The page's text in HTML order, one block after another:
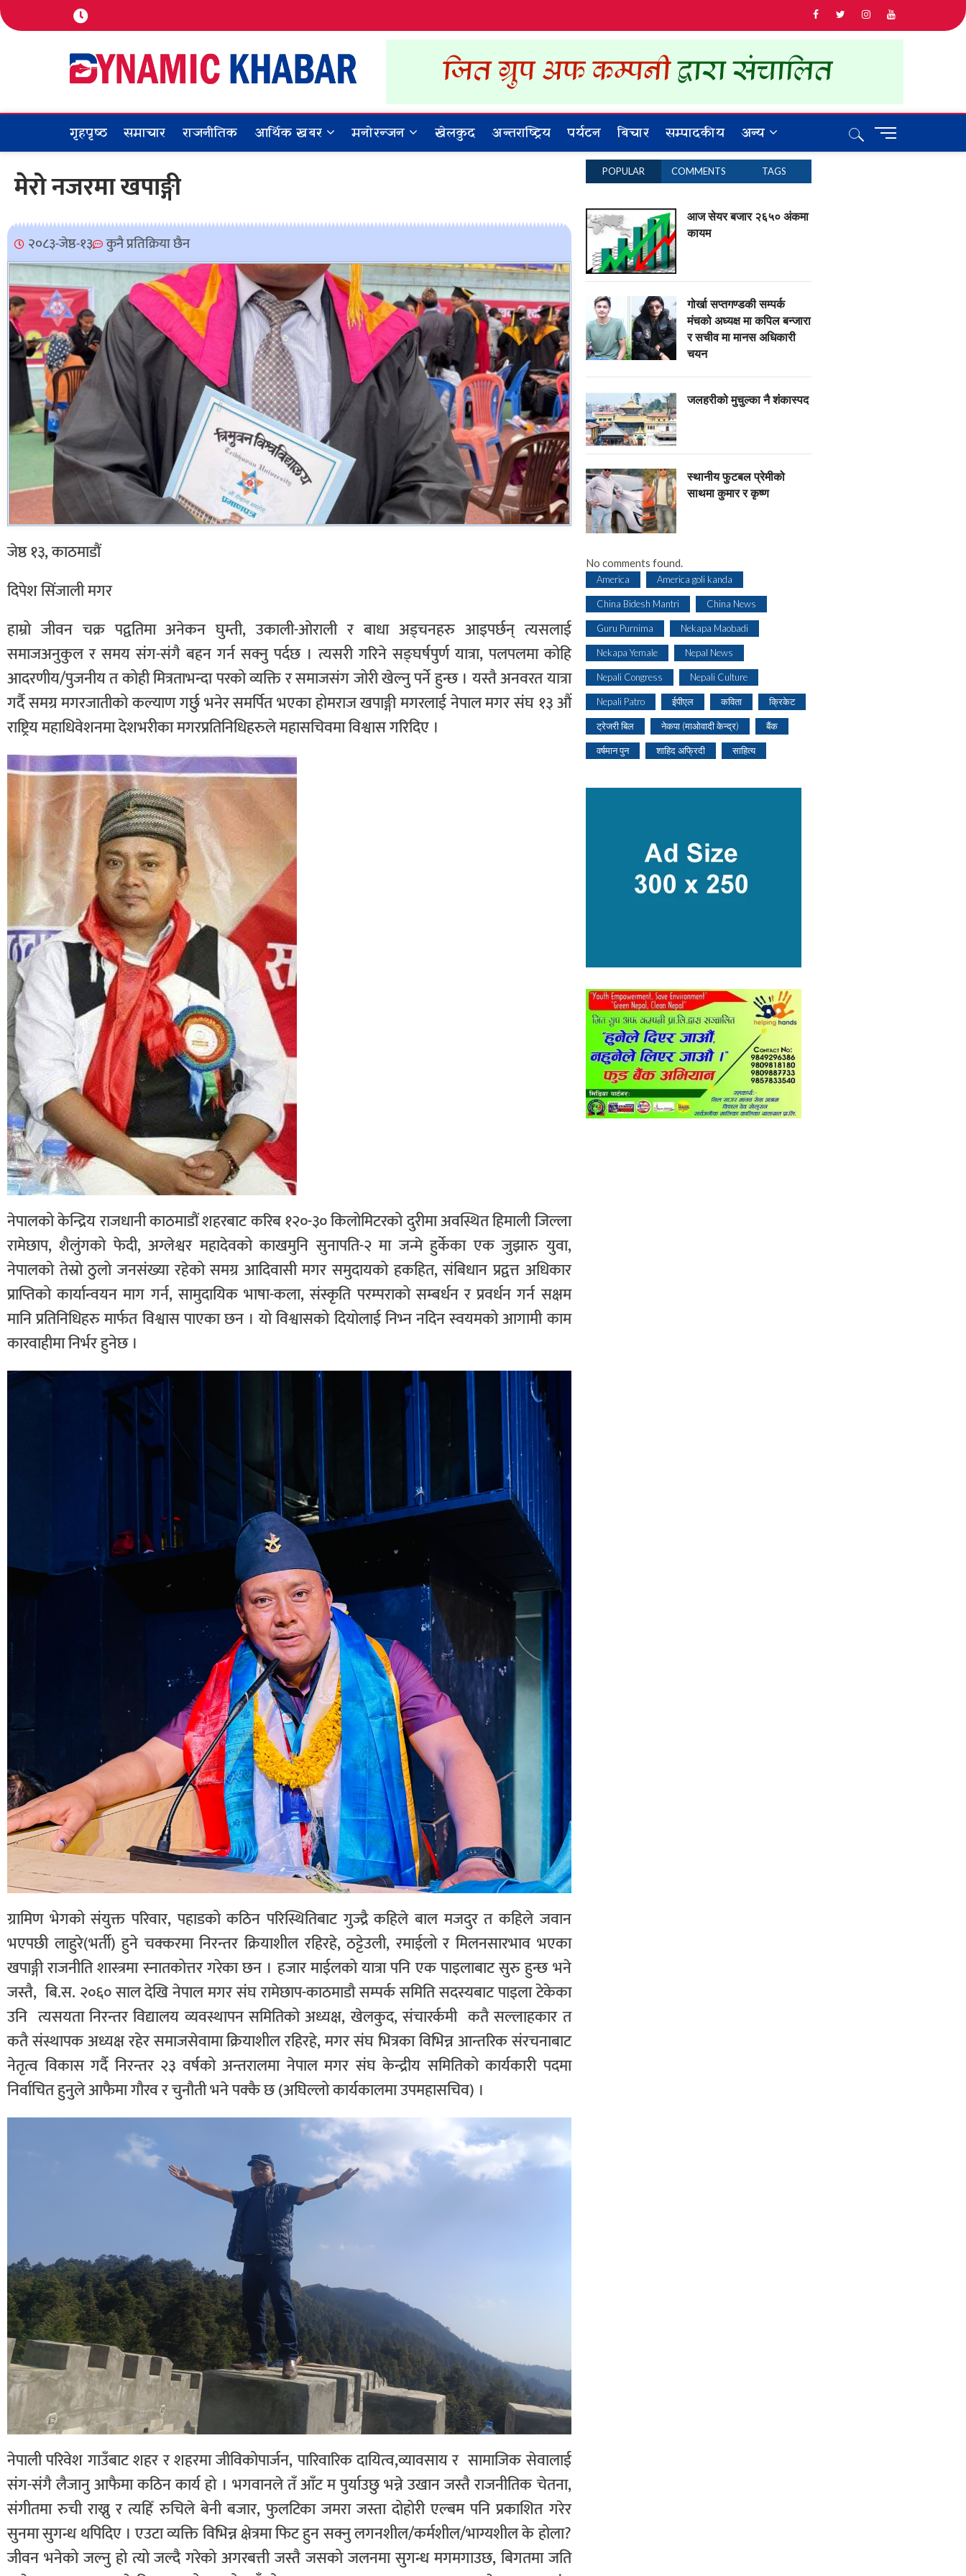
Dynamic Khabar
ALL NEWS IN NEPAL
गृहपृष्ठ समाचार राजनीतिक आर्थिक खबर मनोरन्जन खेलकुद अन्तराष्ट्रिय पर्यटन बिचार सम्पादकीय अन्य
M
मेरो नजरमा खपाङ्गी
२०८३-जेष्ठ-१३ कुनै प्रतिक्रिया छैन
जेष्ठ १३, काठमाडौं
दिपेश सिंजाली मगर
हाम्रो जीवन चक्र पद्वतिमा अनेकन घुम्ती, उकाली-ओराली र बाधा अड्चनहरु आइपर्छन् त्यसलाई
समाजअनुकुल र समय संग-संगै बहन गर्न सक्नु पर्दछ । त्यसरी गरिने सङ्घर्षपुर्ण यात्रा, पलपलमा कोहि
आदरणीय/पुजनीय त कोही मित्रताभन्दा परको व्यक्ति र समाजसंग जोरी खेल्नु पर्ने हुन्छ । यस्तै अनवरत यात्रा
गर्दै समग्र मगरजातीको कल्याण गर्छु भनेर समर्पित भएका होमराज खपाङ्गी मगरलाई नेपाल मगर संघ १३ औं
राष्ट्रिय महाधिवेशनमा देशभरीका मगरप्रतिनिधिहरुले महासचिवमा विश्वास गरिदिए ।
नेपालको केन्द्रिय राजधानी काठमाडौं शहरबाट करिब १२०-३० किलोमिटरको दुरीमा अवस्थित हिमाली जिल्ला
रामेछाप, शैलुंगको फेदी, अग्लेश्वर महादेवको काखमुनि सुनापति-२ मा जन्मे हुर्केका एक जुझारु युवा,
नेपालको तेस्रो ठुलो जनसंख्या रहेको समग्र आदिवासी मगर समुदायको हकहित, संबिधान प्रद्वत्त अधिकार
प्राप्तिको कार्यान्वयन माग गर्न, सामुदायिक भाषा-कला, संस्कृति परम्पराको सम्बर्धन र प्रवर्धन गर्न सक्षम
मानि प्रतिनिधिहरु मार्फत विश्वास पाएका छन । यो विश्वासको दियोलाई निभ्न नदिन स्वयमको आगामी काम
कारवाहीमा निर्भर हुनेछ ।
ग्रामिण भेगको संयुक्त परिवार, पहाडको कठिन परिस्थितिबाट गुज्द्रै कहिले बाल मजदुर त कहिले जवान
भएपछी लाहुरे(भर्ती) हुने चक्करमा निरन्तर क्रियाशील रहिरहे, ठट्टेउली, रमाईलो र मिलनसारभाव भएका
खपाङ्गी राजनीति शास्त्रमा स्नातकोत्तर गरेका छन । हजार माईलको यात्रा पनि एक पाइलाबाट सुरु हुन्छ भने
जस्तै, बि.स. २०६० साल देखि नेपाल मगर संघ रामेछाप-काठमाडौ सम्पर्क समिति सदस्यबाट पाइला टेकेका
उनि त्यसयता निरन्तर विद्यालय व्यवस्थापन समितिको अध्यक्ष, खेलकुद, संचारर्कमी कतै सल्लाहकार त
कतै संस्थापक अध्यक्ष रहेर समाजसेवामा क्रियाशील रहिरहे, मगर संघ भित्रका विभिन्न आन्तरिक संरचनाबाट
नेतृत्व विकास गर्दै निरन्तर २३ वर्षको अन्तरालमा नेपाल मगर संघ केन्द्रीय समितिको कार्यकारी पदमा
निर्वाचित हुनुले आफैमा गौरव र चुनौती भने पक्कै छ (अघिल्लो कार्यकालमा उपमहासचिव) ।
नेपाली परिवेश गाउँबाट शहर र शहरमा जीविकोपार्जन, पारिवारिक दायित्व,व्यावसाय र सामाजिक सेवालाई
संग-संगै लैजानु आफैमा कठिन कार्य हो । भगवानले तँ आँट म पुर्याउछु भन्ने उखान जस्तै राजनीतिक चेतना,
संगीतमा रुची राख्नु र त्यहिँ रुचिले बेनी बजार, फुलटिका जमरा जस्ता दोहोरी एल्बम पनि प्रकाशित गरेर
सुनमा सुगन्ध थपिदिए । एउटा व्यक्ति विभिन्न क्षेत्रमा फिट हुन सक्नु लगनशील/कर्मशील/भाग्यशील के होला?
जीवन भनेको जल्नु हो त्यो जल्दै गरेको अगरबत्ती जस्तै जसको जलनमा सुगन्ध मगमगाउछ, बिगतमा जति
POPULAR COMMENTS TAGS
आज सेयर बजार २६५० अंकमा
कायम
गोर्खा सप्तगण्डकी सम्पर्क
मंचको अध्यक्ष मा कपिल बन्जारा
र सचीव मा मानस अधिकारी
चयन
जलहरीको मुचुल्का नै शंंकास्पद
स्थानीय फुटबल प्रेमीको
साथमा कुमार र कृष्ण
No comments found.
America America goli kanda
China Bidesh Mantri China News
Guru Purnima Nekapa Maobadi
Nekapa Yemale Nepal News
Nepali Congress Nepali Culture
Nepali Patro ईपीएल कविता क्रिकेट
ट्रेजरी बिल नेकपा (माओवादी केन्द्र) बैंक
वर्षमान पुन शाहिद अफ्रिदी साहित्य